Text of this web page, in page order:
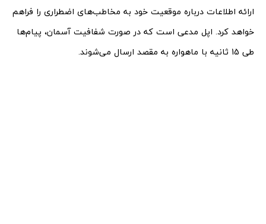
ارائه اطلاعات درباره موقعیت خود به مخاطب‌های اضطراری را فراهم
خواهد کرد. اپل مدعی است که در صورت شفافیت آسمان، پیام‌ها
طی 15 ثانیه با ماهواره به مقصد ارسال می‌شوند.